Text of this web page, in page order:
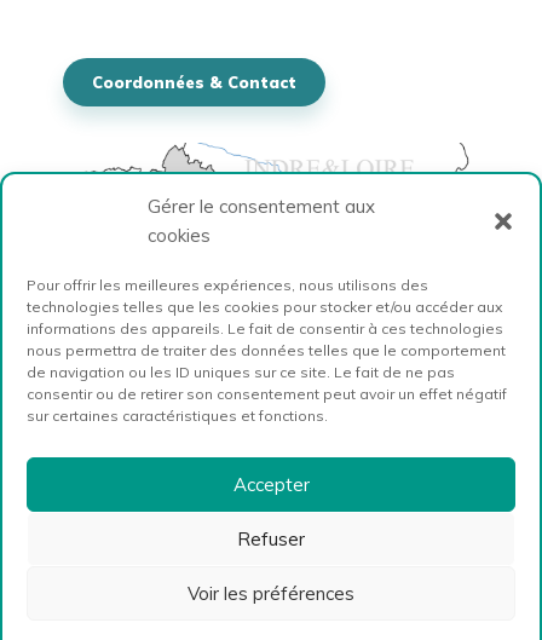
Gérer le consentement aux
cookies
Pour offrir les meilleures expériences, nous utilisons des
technologies telles que les cookies pour stocker et/ou accéder aux
informations des appareils. Le fait de consentir à ces technologies
nous permettra de traiter des données telles que le comportement
de navigation ou les ID uniques sur ce site. Le fait de ne pas
consentir ou de retirer son consentement peut avoir un effet négatif
sur certaines caractéristiques et fonctions.
Accepter
Refuser
Voir les préférences
Coordonnées & Contact